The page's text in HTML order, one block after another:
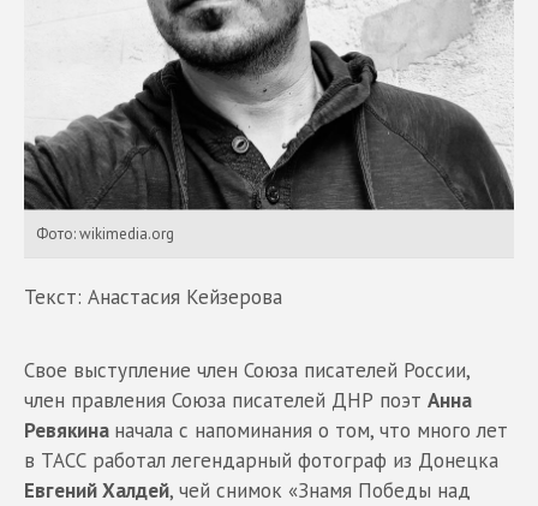
Фото: wikimedia.org
Текст: Анастасия Кейзерова
Свое выступление член Союза писателей России,
член правления Союза писателей ДНР поэт Анна
Ревякина начала с напоминания о том, что много лет
в ТАСС работал легендарный фотограф из Донецка
Евгений Халдей, чей снимок «Знамя Победы над